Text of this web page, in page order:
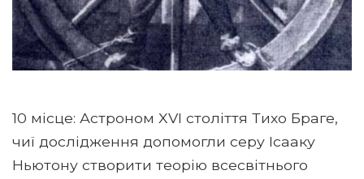
10 місце: Астроном XVI століття Тихо Браге,
чиї дослідження допомогли серу Ісааку
Ньютону створити теорію всесвітнього